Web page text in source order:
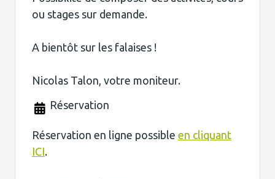
ou stages sur demande.
A bientôt sur les falaises !
Nicolas Talon, votre moniteur.
Réservation
Réservation en ligne possible en cliquant
ICI.